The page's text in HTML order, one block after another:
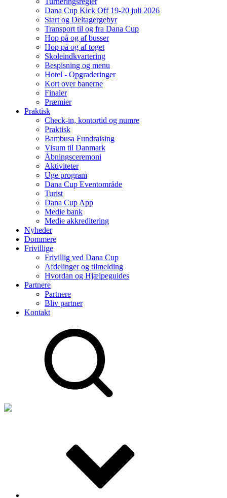
Dana Cup Kick Off 19-20 juli 2026
Start og Deltagergebyr
Transport til og fra Dana Cup
Hop på og af busser
Hop på og af toget
Skoleindkvartering
Bespisning og menu
Hotel - Opgraderinger
Kort over banerne
Finaler
Præmier
Praktisk
Check-in, kontortid og numre
Praktisk
Bambusa Fundraising
Visum til Danmark
Åbningsceremoni
Aktiviteter
Uge program
Dana Cup Eventområde
Turist
Dana Cup App
Medie bank
Medie akkreditering
Nyheder
Dommere
Frivillige
Frivillig ved Dana Cup
Afdelinger og tilmelding
Hvordan og Hjælpeguides
Partnere
Partnere
Bliv partner
Kontakt